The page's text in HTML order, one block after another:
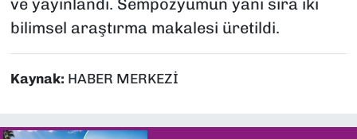
ve yayınlandı. Sempozyumun yanı sıra iki
bilimsel araştırma makalesi üretildi.
Kaynak: HABER MERKEZİ